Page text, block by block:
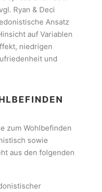
Ryan & Deci
Ansatz
auf Variablen
niedrigen
und
zum Wohlbefinden
sowie
aus den folgenden